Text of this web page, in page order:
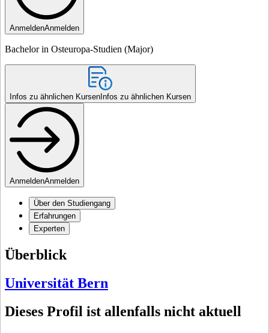
AnmeldenAnmelden
Bachelor in Osteuropa-Studien (Major)
Infos zu ähnlichen Kursen Infos zu ähnlichen Kursen
AnmeldenAnmelden
Über den Studiengang
Erfahrungen
Experten
Überblick
Universität Bern
Dieses Profil ist allenfalls nicht aktuell